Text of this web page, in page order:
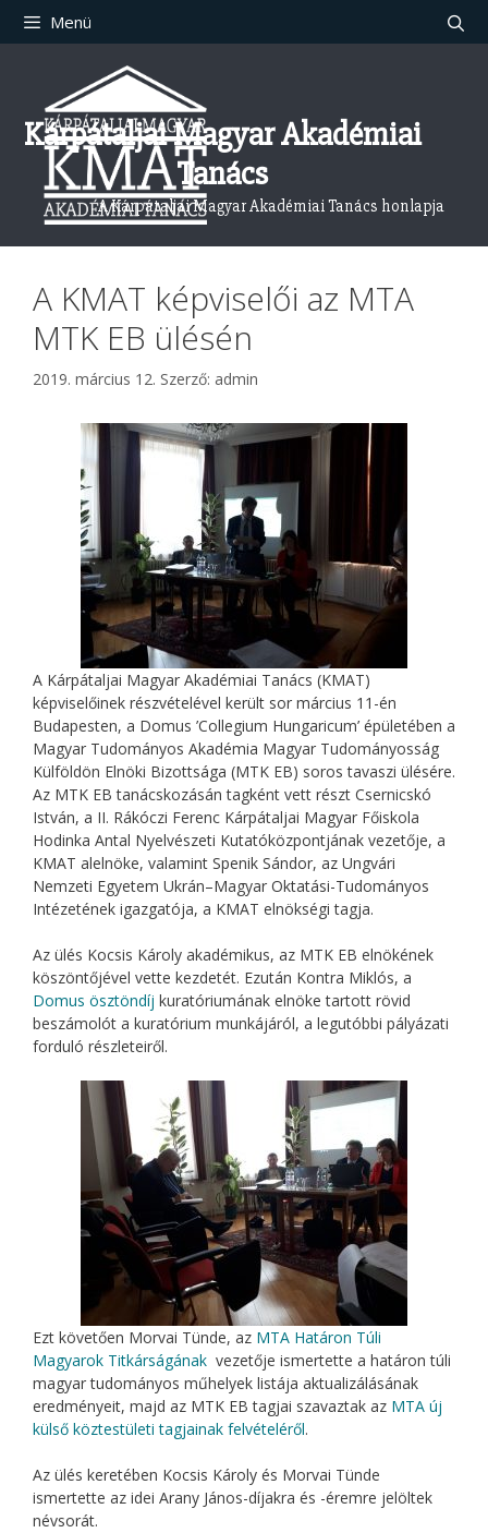
Menü
Kárpátaljai Magyar Akadémiai
Tanács
A Kárpátaljai Magyar Akadémiai Tanács honlapja
A KMAT képviselői az MTA
MTK EB ülésén
2019. március 12. Szerző: admin
A Kárpátaljai Magyar Akadémiai Tanács (KMAT)
képviselőinek részvételével került sor március 11-én
Budapesten, a Domus ’Collegium Hungaricum’ épületében a
Magyar Tudományos Akadémia Magyar Tudományosság
Külföldön Elnöki Bizottsága (MTK EB) soros tavaszi ülésére.
Az MTK EB tanácskozásán tagként vett részt Csernicskó
István, a II. Rákóczi Ferenc Kárpátaljai Magyar Főiskola
Hodinka Antal Nyelvészeti Kutatóközpontjának vezetője, a
KMAT alelnöke, valamint Spenik Sándor, az Ungvári
Nemzeti Egyetem Ukrán–Magyar Oktatási-Tudományos
Intézetének igazgatója, a KMAT elnökségi tagja.
Az ülés Kocsis Károly akadémikus, az MTK EB elnökének
köszöntőjével vette kezdetét. Ezután Kontra Miklós, a
Domus ösztöndíj kuratóriumának elnöke tartott rövid
beszámolót a kuratórium munkájáról, a legutóbbi pályázati
forduló részleteiről.
Ezt követően Morvai Tünde, az MTA Határon Túli
Magyarok Titkárságának vezetője ismertette a határon túli
magyar tudományos műhelyek listája aktualizálásának
eredményeit, majd az MTK EB tagjai szavaztak az MTA új
külső köztestületi tagjainak felvételéről.
Az ülés keretében Kocsis Károly és Morvai Tünde
ismertette az idei Arany János-díjakra és -éremre jelöltek
névsorát.